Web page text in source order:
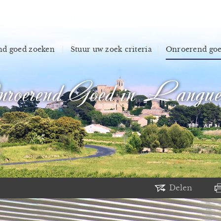
goed zoeken Stuur uw zoek criteria Onroerend
Goed in
Delen